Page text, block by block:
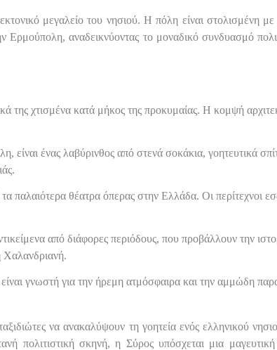
μεγαλείο του νησιού. Η πόλη είναι στολισμένη
αναδεικνύοντας το μοναδικό συνδυασμό
της χτισμένα κατά μήκος της προκυμαίας. Η κομψή
ένας λαβύρινθος από στενά σοκάκια, γοητευτικά
θέατρα όπερας στην Ελλάδα. Οι περίτεχνοι
από διάφορες περιόδους, που προβάλλουν την
Χαλανδριανή.
γνωστή για την ήρεμη ατμόσφαιρα και την αμμώδη
να ανακαλύψουν τη γοητεία ενός ελληνικού
πολιτιστική σκηνή, η Σύρος υπόσχεται μια